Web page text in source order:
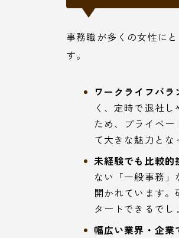
事務職が多くの女性に
す。
ワークライフバ
く、定時で退社
ため、プライベ
て大きな魅力とな
未経験でも比較的
ない「一般事務
開かれています
タートできるでし
幅広い業界・企業